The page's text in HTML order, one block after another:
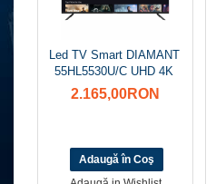
Led TV Smart DIAMANT
55HL5530U/C UHD 4K
2.165,00RON